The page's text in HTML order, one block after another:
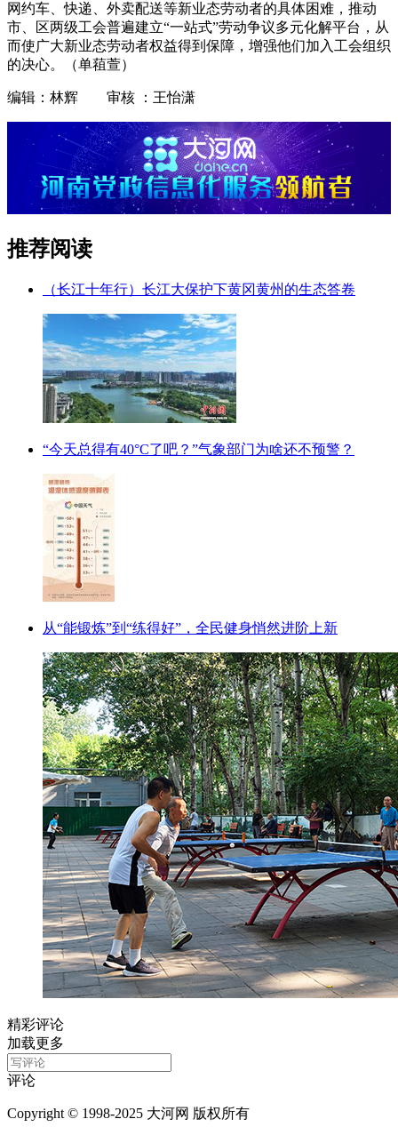
网约车、快递、外卖配送等新业态劳动者的具体困难，推动
市、区两级工会普遍建立“一站式”劳动争议多元化解平台，从
而使广大新业态劳动者权益得到保障，增强他们加入工会组织
的决心。（单䔃萱）
编辑：林辉 审核 ：王怡潇
推荐阅读
（长江十年行）长江大保护下黄冈黄州的生态答卷
“今天总得有40°C了吧？”气象部门为啥还不预警？
从“能锻炼”到“练得好”，全民健身悄然进阶上新
精彩评论
加载更多
评论
Copyright © 1998-2025 大河网 版权所有